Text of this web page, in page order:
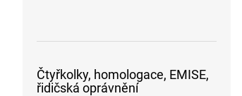
Čtyřkolky, homologace, EMISE,
řidičská oprávnění